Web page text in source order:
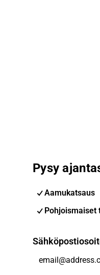
Pysy
Aamukatsaus
Pohjoismaiset